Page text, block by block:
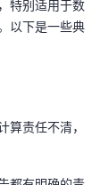
特别适用于数
以下是一些典
责任不清，